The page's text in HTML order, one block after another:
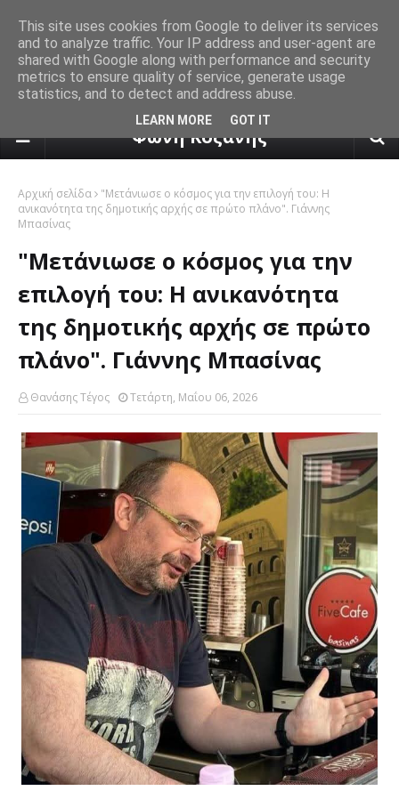
πρόγνωση καιρού από το
Φωνή Κοζάνης
Αρχική σελίδα
"Μετάνιωσε ο κόσμος για την επιλογή του: Η
ανικανότητα της δημοτικής αρχής σε πρώτο πλάνο". Γιάννης
Μπασίνας
"Μετάνιωσε ο κόσμος για την
επιλογή του: Η ανικανότητα
της δημοτικής αρχής σε πρώτο
πλάνο". Γιάννης Μπασίνας
Θανάσης Τέγος Τετάρτη, Μαΐου 06, 2026
This site uses cookies from Google to deliver its services
and to analyze traffic. Your IP address and user-agent are
shared with Google along with performance and security
metrics to ensure quality of service, generate usage
statistics, and to detect and address abuse.
LEARN MORE GOT IT